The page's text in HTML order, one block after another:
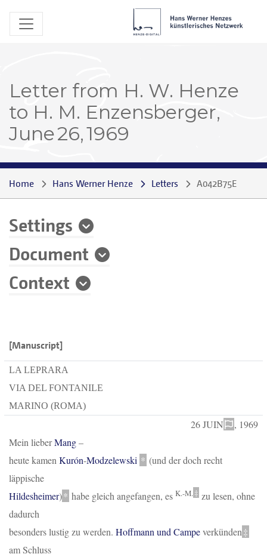
Letter from H. W. Henze
to H. M. Enzensberger,
June 26, 1969
Home Hans Werner Henze Letters A042B75E
Settings
Document
Context
[Manuscript]
LA LEPRARA
VIA DEL FONTANILE
MARINO (ROMA)
26JUIN
, 1969
Mein lieberMang–
heute kamen Kurón-Modzelewski * (und der doch recht
läppische
Hildesheimer)* habe gleich angefangen, es K.-M. ‡ zu lesen, ohne
dadurch
besonders lustig zu werden. Hoffmann und Campeverkünden‡
am Schluss